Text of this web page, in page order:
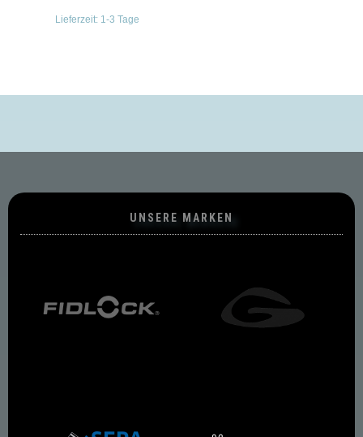
Lieferzeit: 1-3 Tage
UNSERE MARKEN